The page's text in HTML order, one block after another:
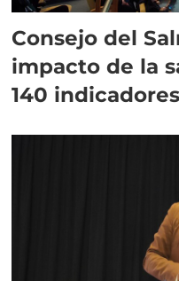
Consejo del
impacto de la
140 indicadores